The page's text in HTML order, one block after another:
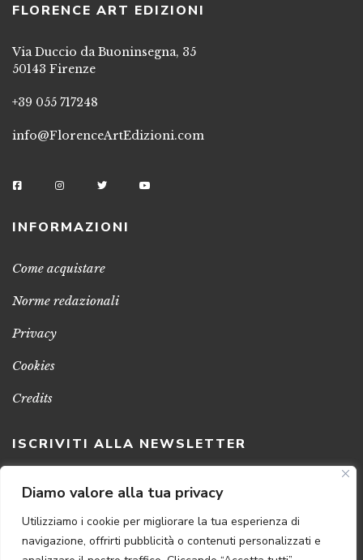
Diamo valore alla tua privacy
Utilizziamo i cookie per migliorare la tua esperienza di
navigazione, offrirti pubblicità o contenuti personalizzati e
FLORENCE ART EDIZIONI
Via Duccio da Buoninsegna, 35
50143 Firenze
+39 055 717248
info@FlorenceArtEdizioni.com
INFORMAZIONI
Come acquistare
Norme redazionali
Privacy
Cookies
Credits
ISCRIVITI ALLA NEWSLETTER
Clicca sul pulsante per ricevere le nostre ultime novità,
notizie e promozioni